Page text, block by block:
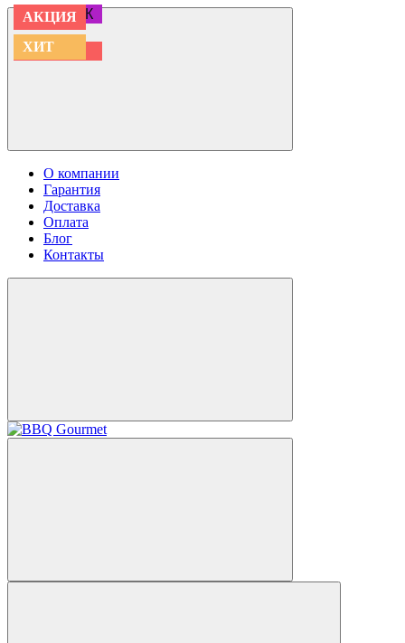
О компании
Гарантия
Доставка
Оплата
Блог
Контакты
АКЦИЯ
АКЦИЯ
АКЦИЯ
ХИТ
АКЦИЯ
АКЦИЯ
АКЦИЯ
ПОДАРОК
АКЦИЯ
АКЦИЯ
ХИТ
АКЦИЯ